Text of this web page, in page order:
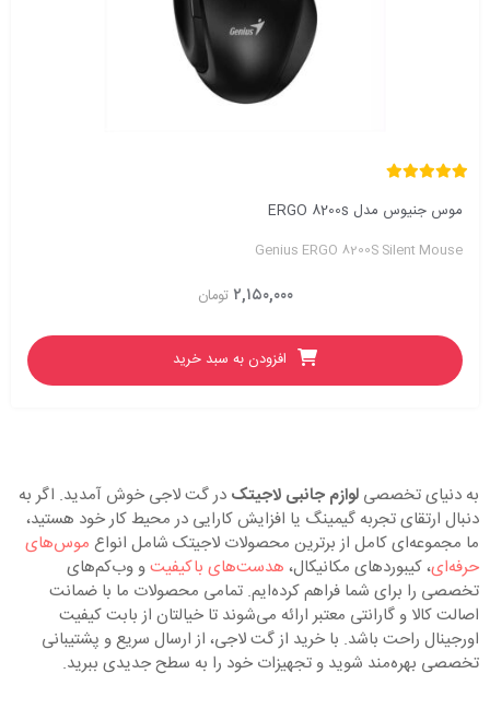
موس جنیوس مدل ERGO 8200s
Genius ERGO 8200S Silent Mouse
تومان۲,۱۵۰,۰۰۰
افزودن به سبد خرید
به دنیای تخصصیلوازم جانبی لاجیتکدر گت لاجی خوش آمدید. اگر به
دنبال ارتقای تجربه گیمینگ یا افزایش کارایی در محیط کار خود هستید،
ما مجموعه‌ای کامل از برترین محصولات لاجیتک شامل انواعموس‌های
حرفه‌ای، کیبوردهای مکانیکال،هدست‌های باکیفیتو وب‌کم‌های
تخصصی را برای شما فراهم کرده‌ایم. تمامی محصولات ما با ضمانت
اصالت کالا و گارانتی معتبر ارائه می‌شوند تا خیالتان از بابت کیفیت
اورجینال راحت باشد. با خرید از گت لاجی، از ارسال سریع و پشتیبانی
تخصصی بهره‌مند شوید و تجهیزات خود را به سطح جدیدی ببرید.